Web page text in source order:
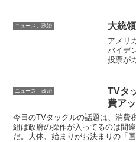
ニュース、政治 大統
アメリ
バイデ
投票が
計、何
ろ一晩
ニュース、政治
TVタ
費ア
今日のTVタックルの話題は、消費
組は政府の操作が入ってるのは間
だ。大体、始まりがお決まりの「